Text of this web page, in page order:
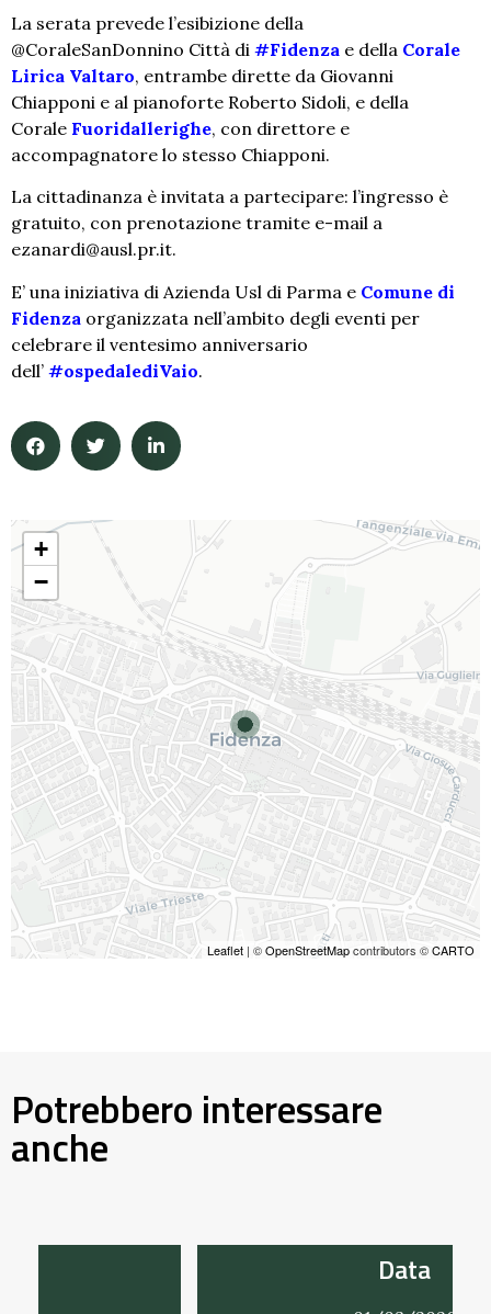
La serata prevede l’esibizione della
@CoraleSanDonnino Città di #Fidenza e della Corale
Lirica Valtaro, entrambe dirette da Giovanni
Chiapponi e al pianoforte Roberto Sidoli, e della
Corale Fuoridallerighe, con direttore e
accompagnatore lo stesso Chiapponi.
La cittadinanza è invitata a partecipare: l’ingresso è
gratuito, con prenotazione tramite e-mail a
ezanardi@ausl.pr.it.
E’ una iniziativa di Azienda Usl di Parma e Comune di
Fidenza organizzata nell’ambito degli eventi per
celebrare il ventesimo anniversario
dell’ #ospedalediVaio.
+
−
Leaflet | ©OpenStreetMapcontributors ©CARTO
Potrebbero interessare
anche